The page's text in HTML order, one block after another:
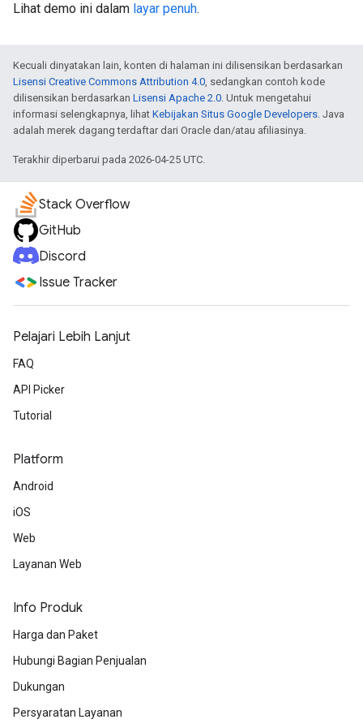
Lihat demo ini dalam layar penuh.
Kecuali dinyatakan lain, konten di halaman ini dilisensikan berdasarkan
Lisensi Creative Commons Attribution 4.0, sedangkan contoh kode
dilisensikan berdasarkan Lisensi Apache 2.0. Untuk mengetahui
informasi selengkapnya, lihat Kebijakan Situs Google Developers. Java
adalah merek dagang terdaftar dari Oracle dan/atau afiliasinya.
Terakhir diperbarui pada 2026-04-25 UTC.
Stack Overflow
GitHub
Discord
Issue Tracker
Pelajari Lebih Lanjut
FAQ
API Picker
Tutorial
Platform
Android
iOS
Web
Layanan Web
Info Produk
Harga dan Paket
Hubungi Bagian Penjualan
Dukungan
Persyaratan Layanan